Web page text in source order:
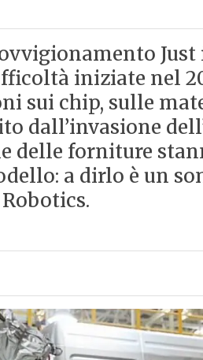
iniziate nel
sui chip, sulle
dall’invasione
delle forniture
a dirlo è un